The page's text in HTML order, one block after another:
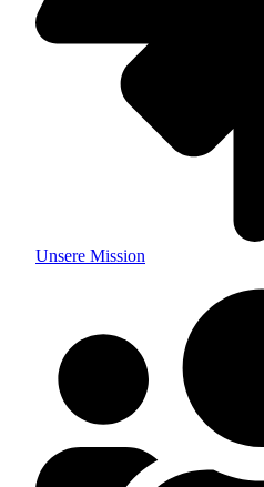
Unsere Mission